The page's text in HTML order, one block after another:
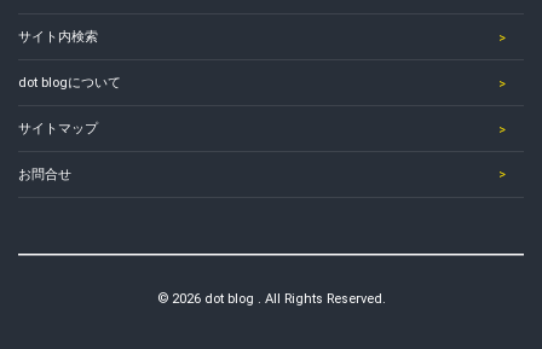
サイト内検索
dot blogについて
サイトマップ
お問合せ
© 2026 dot blog . All Rights Reserved.